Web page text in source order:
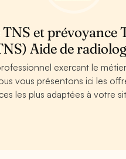
et prévoyance
Aide de
exercant le
vous présentons ici les
les plus adaptées à votre